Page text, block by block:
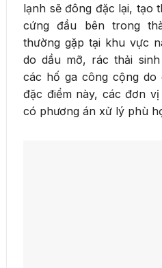
lạnh sẽ đông đặc lại, tạo
cứng đầu bên trong
thường gặp tại khu vực
do dầu mỡ, rác thải
các hố ga công cộng do
đặc điểm này, các đơn
có phương án xử lý phù